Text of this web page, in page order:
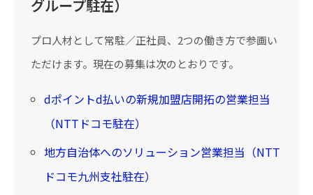
グループ駐在）
プロ人材として常駐／正社員、2つの働き方で参画い
ただけます。現在の募集は次のとおりです。
dポイントd払いの新規加盟店開拓の営業担当
（NTTドコモ駐在）
地方自治体へのソリューション営業担当（NTT
ドコモ九州支社駐在）